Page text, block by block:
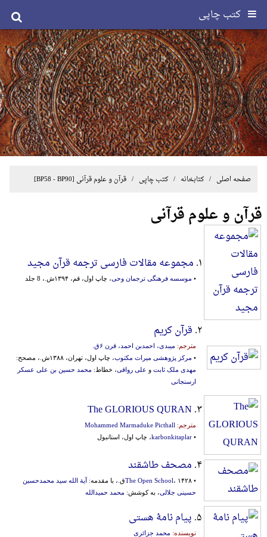
کتب چاپی
صفحه اصلی / کتابخانه /کتب چاپی /قرآن و علوم قرآنی[BP58 - BP90]
قرآن و علوم قرآنی
۱. مجموعه مقالات فارسی ترجمه قرآن مجید
• موسسه فرهنگی ترجمان وحی، چاپ اول، قم، ۱۳۹۴ش.، 8 جلد
۲. قرآن کریم
مترجم: میبدی، ‌احمدبن‌ ‌احمد، قرن‌ ۶ق‌.
• مرکز پژوهشی میراث مکتوب، چاپ اول، تهران، ۱۳۸۸ش.، مصحح:
مهدی ملک ثابت و علی رواقی، خطاط: محمد حسین بن علی عسکر
ارسنجانی
۳. The GLORIOUS QURAN
مترجم: Mohammed Marmaduke Picthall
•
karbonkitaplar، چاپ اول، استانبول
۴. مصحف طاشقند
•
The Open School، ۱۴۲۸ق.، با مقدمه:
آیة الله سید محمدحسین
حسینی جلالی، به کوشش: محمد حمیدالله
۵. پیام نامۀ هستی
نویسنده: محمد جزائری